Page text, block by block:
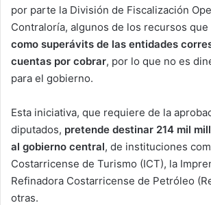
por parte la División de Fiscalización
Contraloría, algunos de los recursos que
como superávits de las entidades
cuentas por cobrar, por lo que no es
para el gobierno.
Esta iniciativa, que requiere de la
diputados, pretende destinar 214 mil
al gobierno central, de instituciones
Costarricense de Turismo (ICT), la
Refinadora Costarricense de Petróleo
otras.